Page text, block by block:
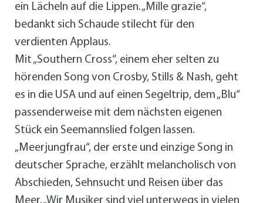
ein Lächeln auf die Lippen. „Mille grazie“,
bedankt sich Schaude stilecht für den
verdienten Applaus.
Mit „Southern Cross“, einem eher selten zu
hörenden Song von Crosby, Stills & Nash, geht
es in die USA und auf einen Segeltrip, dem „Blu“
passenderweise mit dem nächsten eigenen
Stück ein Seemannslied folgen lassen.
„Meerjungfrau“, der erste und einzige Song in
deutscher Sprache, erzählt melancholisch von
Abschieden, Sehnsucht und Reisen über das